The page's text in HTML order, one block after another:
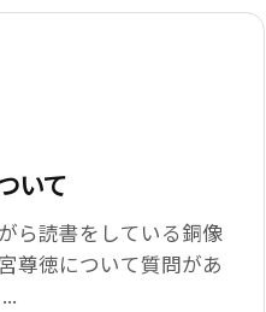
いて
ら読書をしている銅像
尊徳について質問があ